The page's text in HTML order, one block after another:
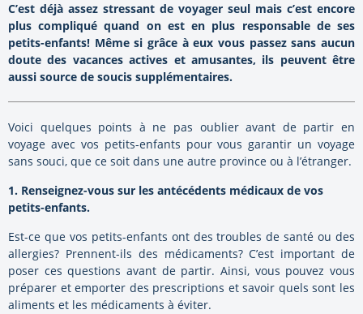
C’est déjà assez stressant de voyager seul mais c’est encore
plus compliqué quand on est en plus responsable de ses
petits-enfants! Même si grâce à eux vous passez sans aucun
doute des vacances actives et amusantes, ils peuvent être
aussi source de soucis supplémentaires.
Voici quelques points à ne pas oublier avant de partir en
voyage avec vos petits-enfants pour vous garantir un voyage
sans souci, que ce soit dans une autre province ou à l’étranger.
1. Renseignez-vous sur les antécédents médicaux de vos
petits-enfants.
Est-ce que vos petits-enfants ont des troubles de santé ou des
allergies? Prennent-ils des médicaments? C’est important de
poser ces questions avant de partir. Ainsi, vous pouvez vous
préparer et emporter des prescriptions et savoir quels sont les
aliments et les médicaments à éviter.